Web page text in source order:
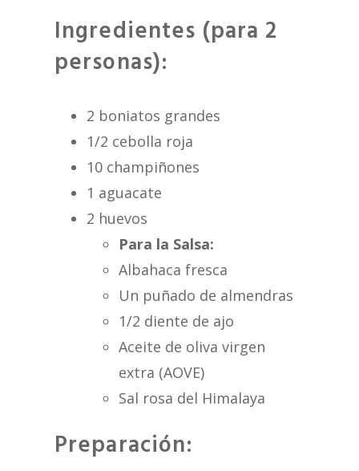
Ingredientes (para 2
personas):
2 boniatos grandes
1/2 cebolla roja
10 champiñones
1 aguacate
2 huevos
Para la Salsa:
Albahaca fresca
Un puñado de almendras
1/2 diente de ajo
Aceite de oliva virgen
extra (AOVE)
Sal rosa del Himalaya
Preparación: